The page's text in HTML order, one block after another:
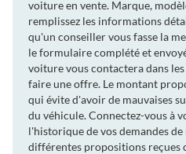
voiture en vente. Marque,
remplissez les informations
qu'un conseiller vous fasse la
le formulaire complété et
voiture vous contactera dans
faire une offre. Le montant
qui évite d'avoir de mauvaises
du véhicule. Connectez-vous à
l'historique de vos demandes
différentes propositions reçues